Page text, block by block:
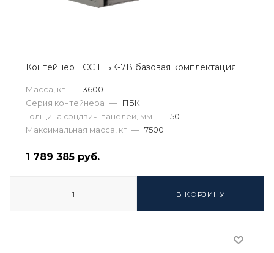
Контейнер ТСС ПБК-7В базовая комплектация
Масса, кг — 3600
Серия контейнера — ПБК
Толщина сэндвич-панелей, мм — 50
Максимальная масса, кг — 7500
1 789 385 руб.
В КОРЗИНУ